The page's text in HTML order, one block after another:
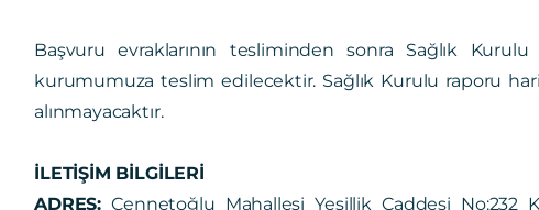
Başvuru evraklarının tesliminden sonra Sağlık
kurumumuza teslim edilecektir. Sağlık Kurulu raporu
alınmayacaktır.
İLETİŞİM BİLGİLERİ
ADRES: Cennetoğlu Mahallesi Yeşillik Caddesi No:232